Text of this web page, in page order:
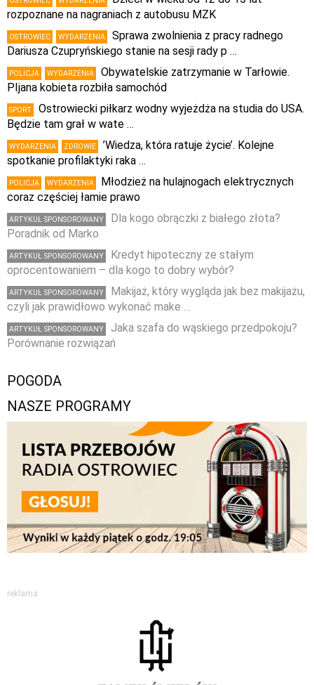
rozpoznane na nagraniach z autobusu MZK
OSTROWIEC WYDARZENIA
Sprawa zwolnienia z pracy radnego
Dariusza Czupryńskiego stanie na sesji rady p …
POLICJA WYDARZENIA
Obywatelskie zatrzymanie w Tarłowie.
PIjana kobieta rozbiła samochód
SPORT
Ostrowiecki piłkarz wodny wyjeżdża na studia do USA.
Będzie tam grał w wate …
WYDARZENIA ZDROWIE
’Wiedza, która ratuje życie’. Kolejne
spotkanie profilaktyki raka …
POLICJA WYDARZENIA
Młodzież na hulajnogach elektrycznych
coraz częściej łamie prawo
ARTYKUŁ SPONSOROWANY
Dla kogo obrączki z białego złota?
Poradnik od Marko
ARTYKUŁ SPONSOROWANY
Kredyt hipoteczny ze stałym
oprocentowaniem – dla kogo to dobry wybór?
ARTYKUŁ SPONSOROWANY
Makijaż, który wygląda jak bez makijażu,
czyli jak prawidłowo wykonać make …
ARTYKUŁ SPONSOROWANY
Jaka szafa do wąskiego przedpokoju?
Porównanie rozwiązań
POGODA
NASZE PROGRAMY
reklama